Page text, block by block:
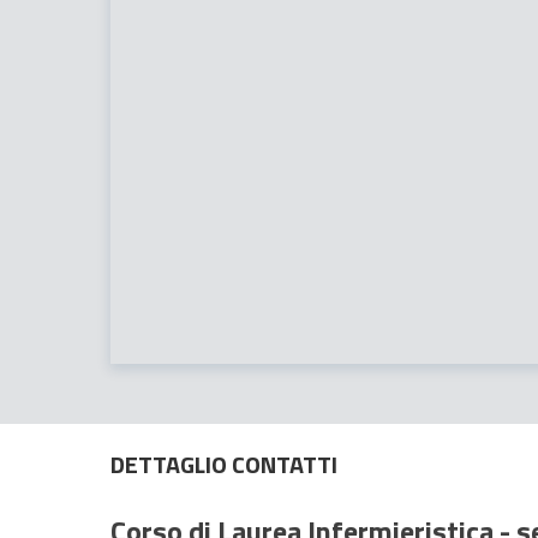
DETTAGLIO CONTATTI